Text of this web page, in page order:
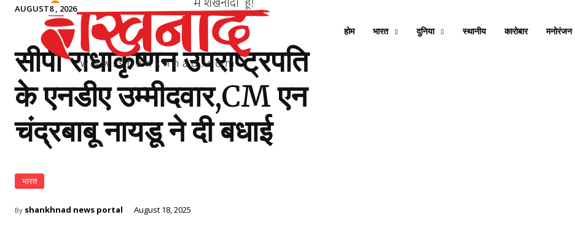
AUGUST8 , 2026
होम भारत दुनिया स्थानीय कारोबार मनोरंजन
सीपी राधाकृष्णन उपराष्ट्रपति
के एनडीए उम्मीदवार,CM एन
चंद्रबाबू नायडू ने दी बधाई
भारत
By shankhnad news portal August 18, 2025